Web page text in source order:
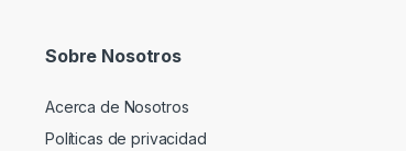
Sobre Nosotros
Acerca de Nosotros
Políticas de privacidad